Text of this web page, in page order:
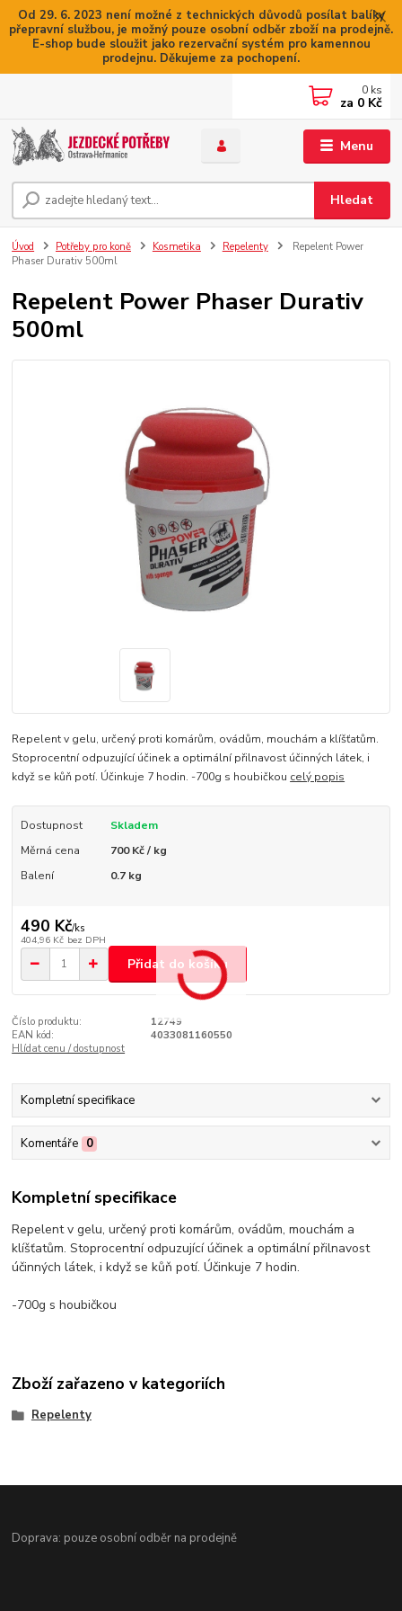
Od 29. 6. 2023 není možné z technických důvodů posílat balíky
přepravní službou, je možný pouze osobní odběr zboží na prodejně.
E-shop bude sloužit jako rezervační systém pro kamennou
prodejnu. Děkujeme za pochopení.
Menu
Hledat
0 ks
za 0 Kč
Úvod Potřeby pro koně Kosmetika Repelenty
Repelent Power
Phaser Durativ 500ml
Repelent Power Phaser Durativ
500ml
Repelent v gelu, určený proti komárům, ovádům, mouchám a klíšťatům.
Stoprocentní odpuzující účinek a optimální přilnavost účinných látek, i
když se kůň potí. Účinkuje 7 hodin. -700g s houbičkou celý popis
Dostupnost
Skladem
Měrná cena
700 Kč / kg
Balení
0.7 kg
490 Kč/ks
404,96 Kč bez DPH
Přidat do košíku
Číslo produktu:
12749
EAN kód:
4033081160550
Hlídat cenu / dostupnost
Kompletní specifikace
Komentáře 0
Kompletní specifikace
Repelent v gelu, určený proti komárům, ovádům, mouchám a
klíšťatům. Stoprocentní odpuzující účinek a optimální přilnavost
účinných látek, i když se kůň potí. Účinkuje 7 hodin.
-700g s houbičkou
Zboží zařazeno v kategoriích
Repelenty
Doprava: pouze osobní odběr na prodejně